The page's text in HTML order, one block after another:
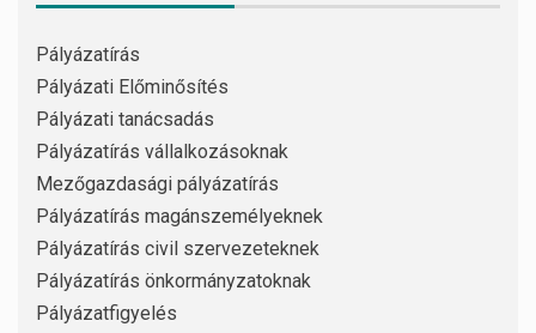
Pályázatírás
Pályázati Előminősítés
Pályázati tanácsadás
Pályázatírás vállalkozásoknak
Mezőgazdasági pályázatírás
Pályázatírás magánszemélyeknek
Pályázatírás civil szervezeteknek
Pályázatírás önkormányzatoknak
Pályázatfigyelés